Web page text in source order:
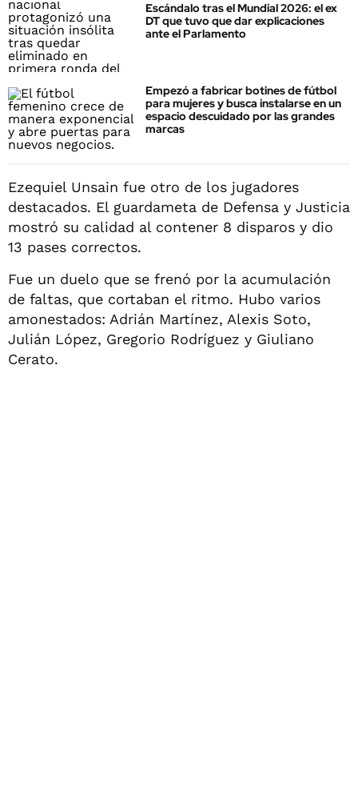
Escándalo tras el Mundial 2026: el ex
DT que tuvo que dar explicaciones
ante el Parlamento
Empezó a fabricar botines de fútbol
para mujeres y busca instalarse en un
espacio descuidado por las grandes
marcas
Ezequiel Unsain fue otro de los jugadores
destacados. El guardameta de Defensa y Justicia
mostró su calidad al contener 8 disparos y dio
13 pases correctos.
Fue un duelo que se frenó por la acumulación
de faltas, que cortaban el ritmo. Hubo varios
amonestados: Adrián Martínez, Alexis Soto,
Julián López, Gregorio Rodríguez y Giuliano
Cerato.